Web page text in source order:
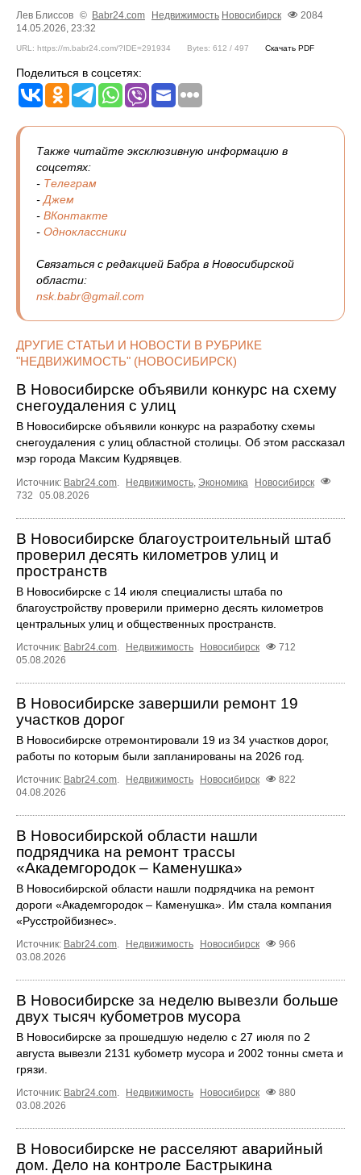
Лев Блиссов © Babr24.com Недвижимость Новосибирск
2084
14.05.2026, 23:32
URL: https://m.babr24.com/?IDE=291934 Bytes: 612 / 497 Скачать PDF
Поделиться в соцсетях:
Также читайте эксклюзивную информацию в
соцсетях:
- Телеграм
-Джем
- ВКонтакте
- Одноклассники
Связаться с редакцией Бабра в Новосибирской
области:
nsk.babr@gmail.com
ДРУГИЕ СТАТЬИ И НОВОСТИ В РУБРИКЕ
"НЕДВИЖИМОСТЬ" (НОВОСИБИРСК)
В Новосибирске объявили конкурс на схему
снегоудаления с улиц
В Новосибирске объявили конкурс на разработку схемы
снегоудаления с улиц областной столицы. Об этом рассказал
мэр города Максим Кудрявцев.
Источник: Babr24.com Недвижимость Экономика
Новосибирск
732
05.08.2026
В Новосибирске благоустроительный штаб
проверил десять километров улиц и
пространств
В Новосибирске с 14 июля специалисты штаба по
благоустройству проверили примерно десять километров
центральных улиц и общественных пространств.
Источник: Babr24.com Недвижимость Новосибирск
712
05.08.2026
В Новосибирске завершили ремонт 19
участков дорог
В Новосибирске отремонтировали 19 из 34 участков дорог,
работы по которым были запланированы на 2026 год.
Источник: Babr24.com. Недвижимость Новосибирск
822
04.08.2026
В Новосибирской области нашли
подрядчика на ремонт трассы
«Академгородок – Каменушка»
В Новосибирской области нашли подрядчика на ремонт
дороги «Академгородок – Каменушка». Им стала компания
«Русстройбизнес».
Источник: Babr24.com. Недвижимость Новосибирск
966
03.08.2026
В Новосибирске за неделю вывезли больше
двух тысяч кубометров мусора
В Новосибирске за прошедшую неделю с 27 июля по 2
августа вывезли 2131 кубометр мусора и 2002 тонны смета и
грязи.
Источник: Babr24.com. Недвижимость Новосибирск
880
03.08.2026
В Новосибирске не расселяют аварийный
дом. Дело на контроле Бастрыкина